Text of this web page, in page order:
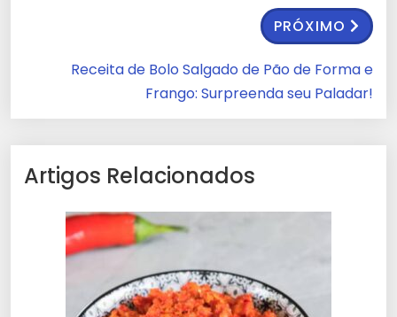
PRÓXIMO
Receita de Bolo Salgado de Pão de Forma e
Frango: Surpreenda seu Paladar!
Artigos Relacionados